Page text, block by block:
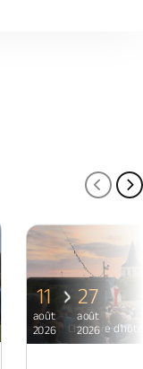
Chambre
11
août
2026
27
août
2026